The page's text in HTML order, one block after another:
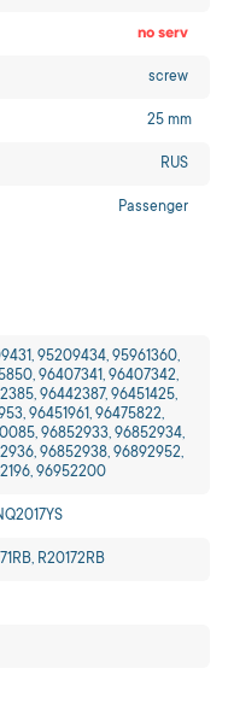
no serv
screw
25 mm
RUS
Passenger
95209434, 95961360,
96407341, 96407342,
96442387, 96451425,
96451961, 96475822,
96852933, 96852934,
96852938, 96892952,
96952200
R20172RB